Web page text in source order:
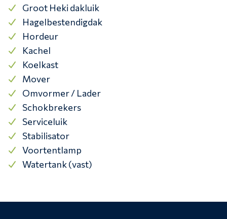
Groot Heki dakluik
Hagelbestendigdak
Hordeur
Kachel
Koelkast
Mover
Omvormer / Lader
Schokbrekers
Serviceluik
Stabilisator
Voortentlamp
Watertank (vast)